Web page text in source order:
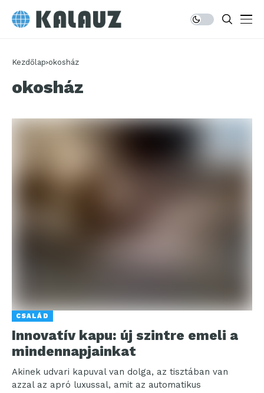
Kezdőlap okosház
okosház
CSALÁD
Innovatív kapu: új szintre emeli a
mindennapjainkat
Akinek udvari kapuval van dolga, az tisztában van
azzal az apró luxussal, amit az automatikus